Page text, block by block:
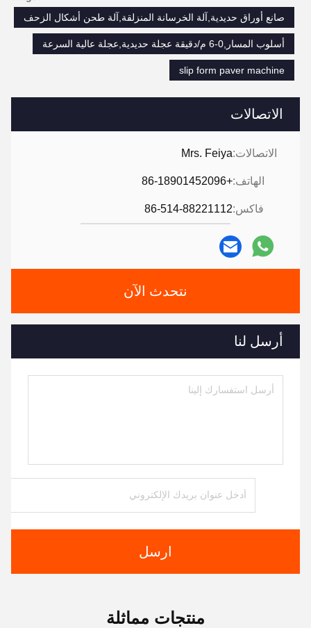
الاتصالات
الاتصالات:Mrs. Feiya
الهاتف:+86-18901452096
فاكس:86-514-88221112
نتحدث الآن
أرسل لنا
ارسل
صانع أوراق حديدية,آلة الخرسانة المنزلقة,آلة طحن أشكال الزحف
أسلوب المسار,0-6 م/دقيقة عجلة حديدية,عجلة عالية السرعة
slip form paver machine
منتجات مماثلة